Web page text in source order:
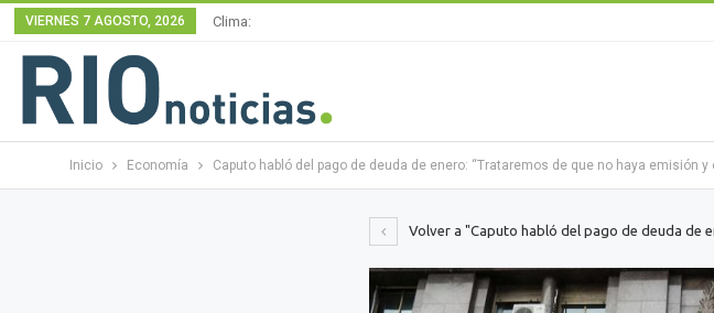
VIERNES 7 AGOSTO, 2026 Clima:
Inicio Economía Caputo habló del pago de deuda de enero: “Trataremos de que no haya emisión
Volver a "Caputo habló del pago de deuda de